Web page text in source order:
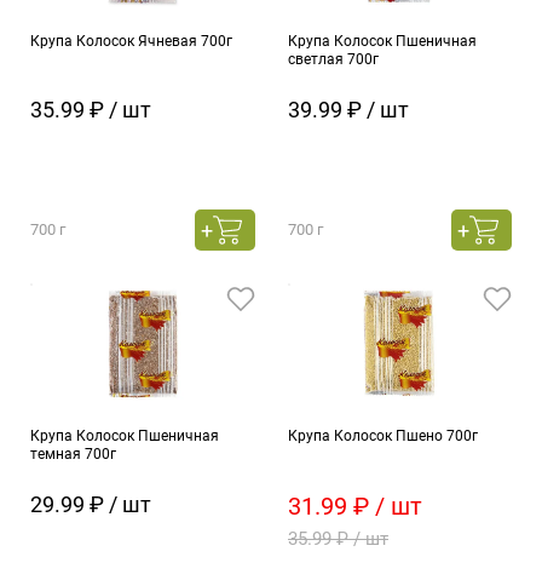
Крупа Колосок Ячневая 700г
35.99 ₽ / шт
700 г
Крупа Колосок Пшеничная
светлая 700г
39.99 ₽ / шт
700 г
Крупа Колосок Пшеничная
темная 700г
29.99 ₽ / шт
Крупа Колосок Пшено 700г
31.99 ₽ / шт
35.99 ₽ / шт